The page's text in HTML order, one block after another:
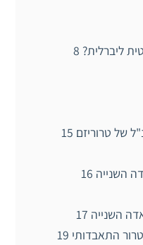
ליברלית? 8
של טרוריזם 15
16
השנייה 17
התאבדותי 19